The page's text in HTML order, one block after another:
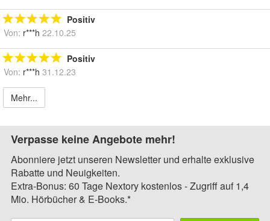
Positiv
Von: r***h 22.10.25
Positiv
Von: r***h 31.12.23
Mehr...
Verpasse keine Angebote mehr!
Abonniere jetzt unseren Newsletter und erhalte exklusive
Rabatte und Neuigkeiten.
Extra-Bonus: 60 Tage Nextory kostenlos - Zugriff auf 1,4
Mio. Hörbücher & E-Books.*